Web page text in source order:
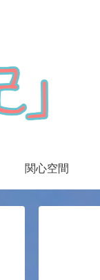
関心空間